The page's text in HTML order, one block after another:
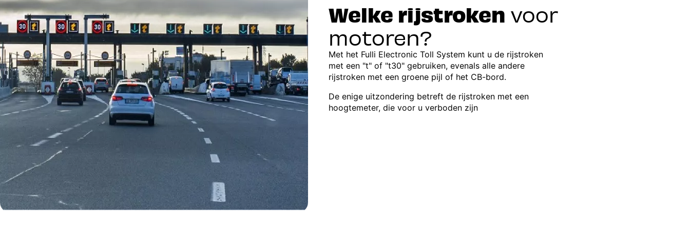
Welke rijstroken voor
motoren?
Met het Fulli Electronic Toll System kunt u de rijstroken
met een "t" of "t30" gebruiken, evenals alle andere
rijstroken met een groene pijl of het CB-bord.
De enige uitzondering betreft de rijstroken met een
hoogtemeter, die voor u verboden zijn